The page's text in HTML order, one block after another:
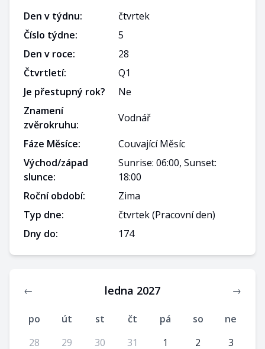
Den v týdnu:
čtvrtek
Číslo týdne:
5
Den v roce:
28
Čtvrtletí:
Q1
Je přestupný rok?
Ne
Znamení
zvěrokruhu:
Vodnář
Fáze Měsíce:
Couvající Měsíc
Východ/západ
slunce:
Sunrise: 06:00, Sunset:
18:00
Roční období:
Zima
Typ dne:
čtvrtek(Pracovní den)
Dny do:
174
← ledna 2027 →
po út st čt pá so
ne
28
29 30 31 1 2 3